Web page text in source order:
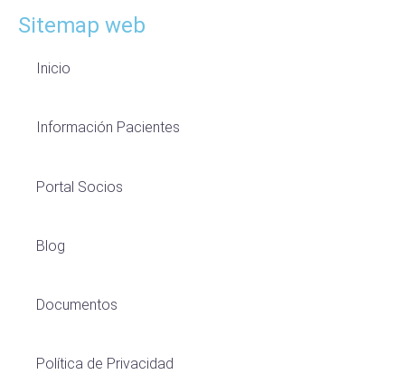
Sitemap web
Inicio
Información Pacientes
Portal Socios
Blog
Documentos
Política de Privacidad